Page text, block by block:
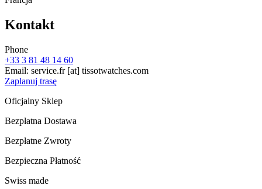
Kontakt
Phone
+33 3 81 48 14 60
Email: service.fr[at] tissotwatches.com
Zaplanuj trasę
Oficjalny Sklep
Bezpłatna Dostawa
Bezpłatne Zwroty
Bezpieczna Płatność
Swiss made